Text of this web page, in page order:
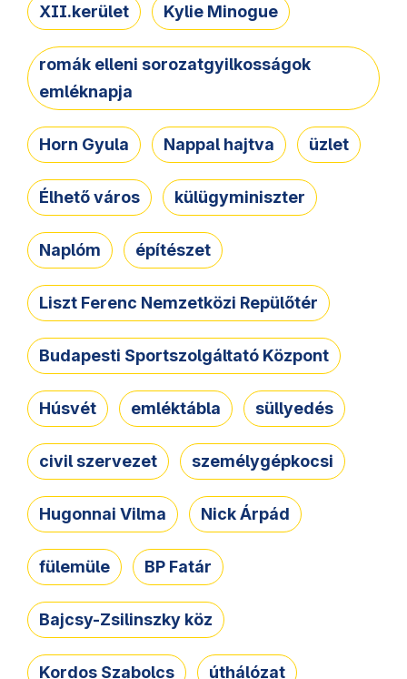
XII.kerület Kylie Minogue
romák elleni sorozatgyilkosságok
emléknapja
Horn Gyula Nappal hajtva üzlet
Élhető város külügyminiszter
Naplóm építészet
Liszt Ferenc Nemzetközi Repülőtér
Budapesti Sportszolgáltató Központ
Húsvét emléktábla süllyedés
civil szervezet személygépkocsi
Hugonnai Vilma Nick Árpád
fülemüle BP Fatár
Bajcsy-Zsilinszky köz
Kordos Szabolcs úthálózat